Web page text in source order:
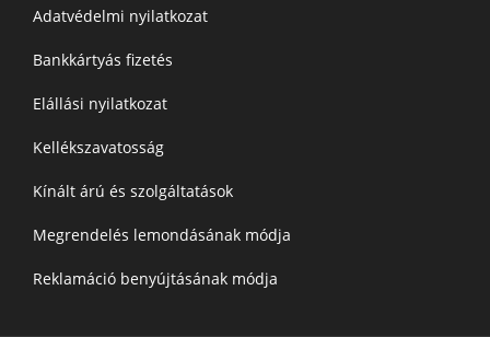
Adatvédelmi nyilatkozat
Bankkártyás fizetés
Elállási nyilatkozat
Kellékszavatosság
Kínált árú és szolgáltatások
Megrendelés lemondásának módja
Reklamáció benyújtásának módja